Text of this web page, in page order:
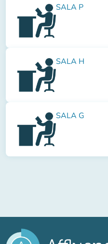
SALA P
SALA H
SALA G